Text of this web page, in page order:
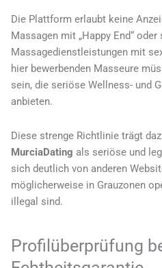
Die Plattform erlaubt keine
Massagen mit „Happy End“
Massagedienstleistungen mit
hier bewerbenden Masseure
sein, die seriöse Wellness- und
anbieten.
Diese strenge Richtlinie trägt
MurciaDating als seriöse und
sich deutlich von anderen
möglicherweise in Grauzonen
illegal sind.
Profilüberprüfung